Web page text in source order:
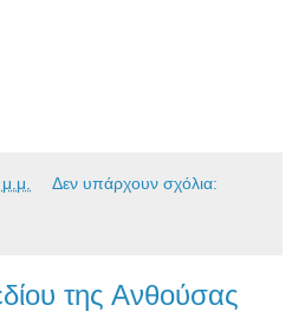
Δεν υπάρχουν σχόλια:
της Ανθούσας